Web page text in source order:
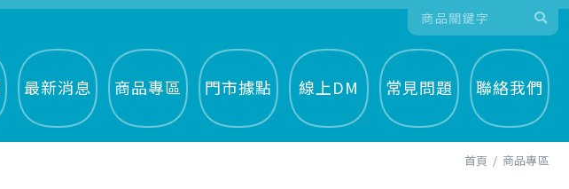
最新消息 商品專區 門市據點 線上DM 常見問題 聯絡我們
首頁 商品專區